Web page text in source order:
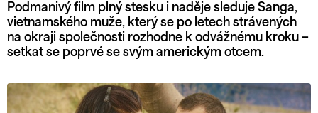
Podmanivý film plný stesku i naděje sleduje Sanga,
vietnamského muže, který se po letech strávených
na okraji společnosti rozhodne k odvážnému kroku –
setkat se poprvé se svým americkým otcem.